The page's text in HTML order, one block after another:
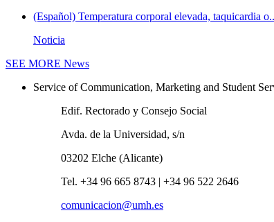
(Español) Temperatura corporal elevada, taquicardia
Noticia
SEE MORE News
Service of Communication, Marketing and Student
Edif. Rectorado y Consejo Social
Avda. de la Universidad, s/n
03202 Elche (Alicante)
Tel. +34 96 665 8743 | +34 96 522 2646
comunicacion@umh.es